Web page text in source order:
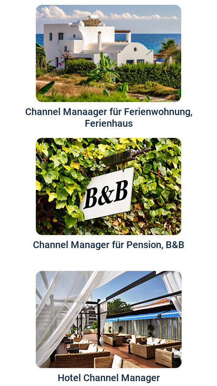
Channel Manaager für Ferienwohnung,
Ferienhaus
Channel Manager für Pension, B&B
Hotel Channel Manager